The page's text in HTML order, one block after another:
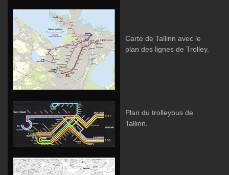
Carte de Tallinn avec le
plan des lignes de Trolley.
Plan du trolleybus de
Tallinn.